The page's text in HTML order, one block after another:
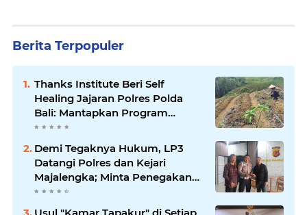
Berita Terpopuler
Thanks Institute Beri Self
Healing Jajaran Polres Polda
Bali: Mantapkan Program
Unggulan Kapolda
Demi Tegaknya Hukum, LP3
Datangi Polres dan Kejari
Majalengka; Minta Penegakan
Proporsional: Restoratif untuk
Usul "Kamar Tapakur" di Setiap